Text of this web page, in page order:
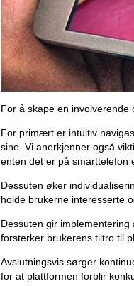
For å skape en
For primært er intuitiv
sine. Vi anerkjenner også
enten det er på smarttelefon
Dessuten øker
holde brukerne interesserte
Dessuten gir
forsterker brukerens tiltro til
Avslutningsvis sørger
for at plattformen forblir